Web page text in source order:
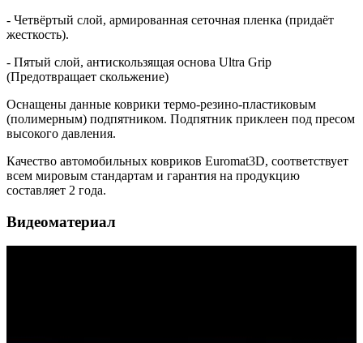
- Четвёртый слой, армированная сеточная пленка (придаёт
жесткость).
- Пятый слой, антискользящая основа Ultra Grip
(Предотвращает скольжение)
Оснащены данные коврики термо-резино-пластиковым
(полимерным) подпятником. Подпятник приклеен под пресом
высокого давления.
Качество автомобильных ковриков Euromat3D, соответствует
всем мировым стандартам и гарантия на продукцию
составляет 2 года.
Видеоматериал